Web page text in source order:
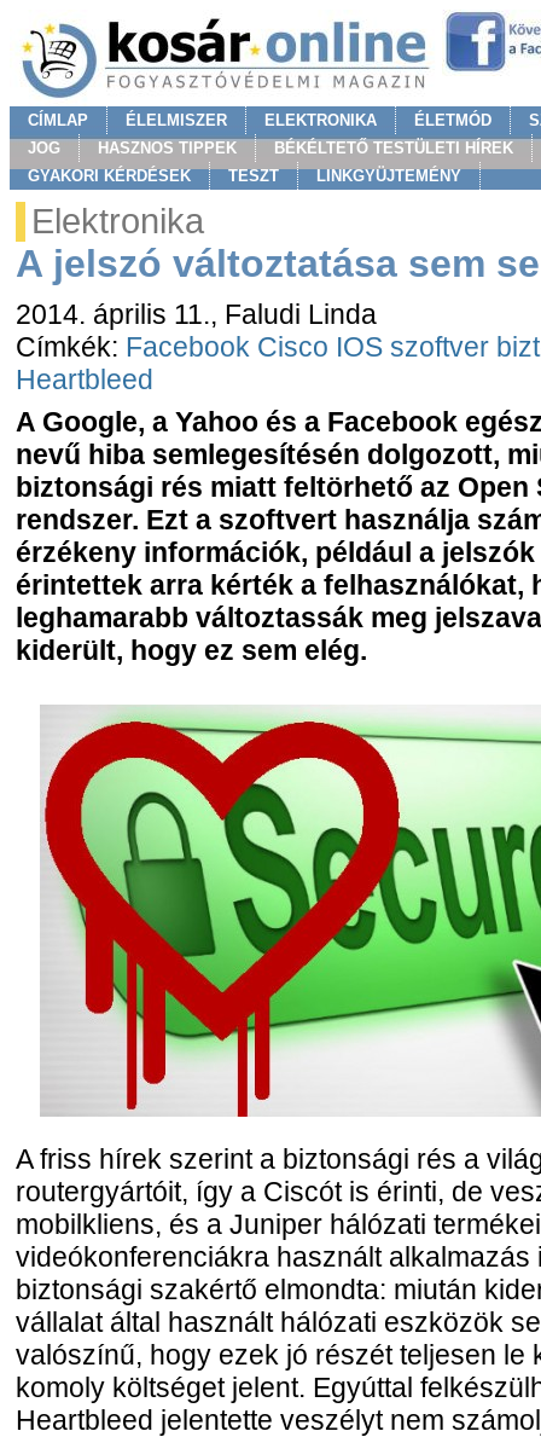
CÍMLAP ÉLELMISZER ELEKTRONIKA ÉLETMÓD
JOG
HASZNOS TIPPEK
BÉKÉLTETŐ TESTÜLETI HÍREK
GYAKORI KÉRDÉSEK
TESZT LINKGYÜJTEMÉNY
Elektronika
A jelszó változtatása sem
2014. április 11., Faludi Linda
Címkék: Facebook Cisco IOS szoftver
Heartbleed
A Google, a Yahoo és a Facebook
nevű hiba semlegesítésén dolgozott,
biztonsági rés miatt feltörhető az
rendszer. Ezt a szoftvert használja
érzékeny információk, például a
érintettek arra kérték a felhasználókat,
leghamarabb változtassák meg
kiderült, hogy ez sem elég.
A friss hírek szerint a biztonsági rés a
routergyártóit, így a Ciscót is érinti, de
mobilkliens, és a Juniper hálózati
videókonferenciákra használt alkalmazás
biztonsági szakértő elmondta: miután
vállalat által használt hálózati eszközök
valószínű, hogy ezek jó részét teljesen le
komoly költséget jelent. Egyúttal
Heartbleed jelentette veszélyt nem